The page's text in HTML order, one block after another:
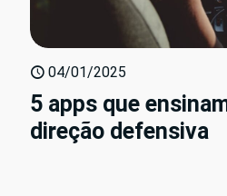
04/01/2025
5 apps que
direção defensiva